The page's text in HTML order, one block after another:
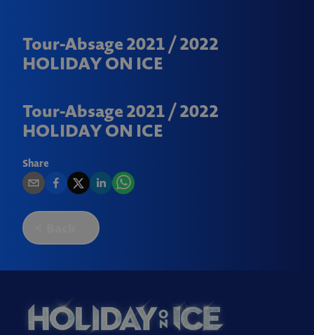
Tour-Absage 2021 / 2022
HOLIDAY ON ICE
Tour-Absage 2021 / 2022
HOLIDAY ON ICE
Share